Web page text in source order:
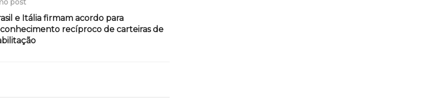
post
e Itália firmam acordo para
recíproco de carteiras de